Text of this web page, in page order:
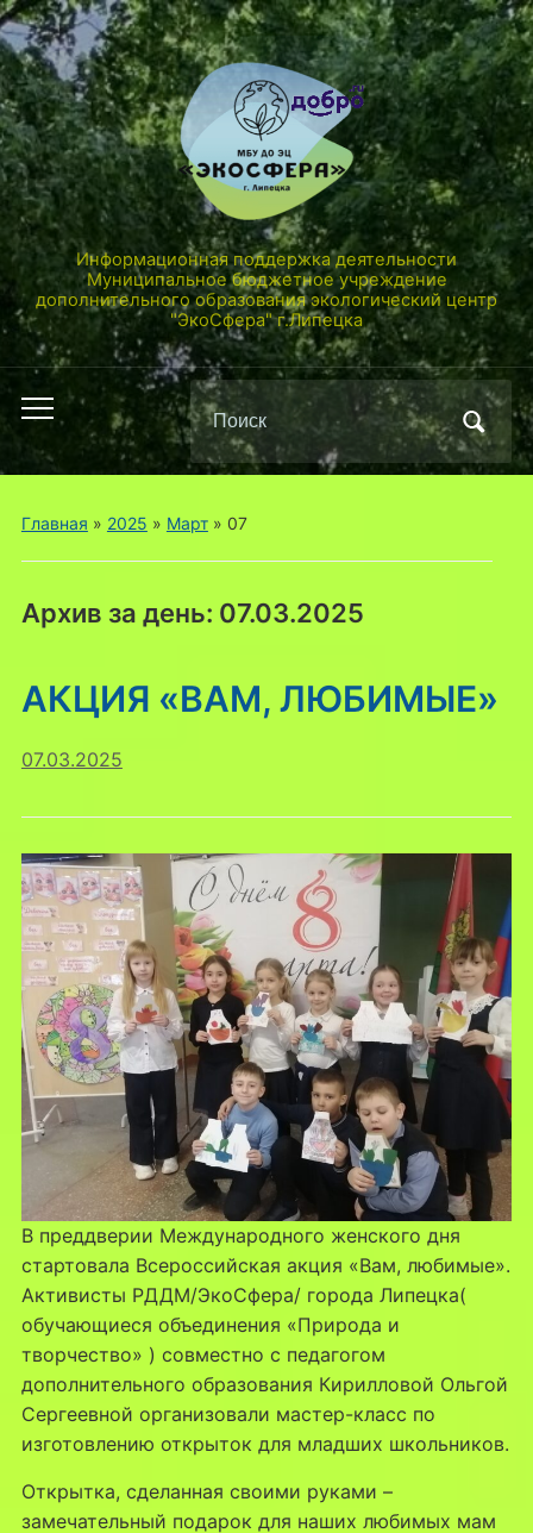
Информационная поддержка деятельности
Муниципальное бюджетное учреждение
дополнительного образования экологический центр
"ЭкоСфера" г.Липецка
Переключить
мобильное
меню
Поиск
по:
Главная » 2025 » Март» 07
Архив за день: 07.03.2025
АКЦИЯ «ВАМ, ЛЮБИМЫЕ»
07.03.2025
В преддверии Международного женского дня
стартовала Всероссийская акция «Вам, любимые».
Активисты РДДМ/ЭкоСфера/ города Липецка(
обучающиеся объединения «Природа и
творчество» ) совместно с педагогом
дополнительного образования Кирилловой Ольгой
Сергеевной организовали мастер-класс по
изготовлению открыток для младших школьников.
Открытка, сделанная своими руками –
замечательный подарок для наших любимых мам